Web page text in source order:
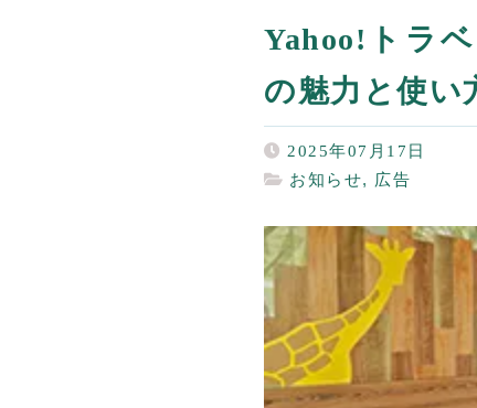
Yahoo!トラ
の魅力と使い
2025年07月17日
お知らせ, 広告